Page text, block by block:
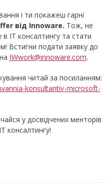
і ти покажеш гарні
від Innoware. Тож, не
IT консалтингу та стати
Встигни подати заявку до
IWwork@innoware.com.
читай за посиланням:
konsultantiv-microsoft-
у досвідчених менторів
консалтингу!